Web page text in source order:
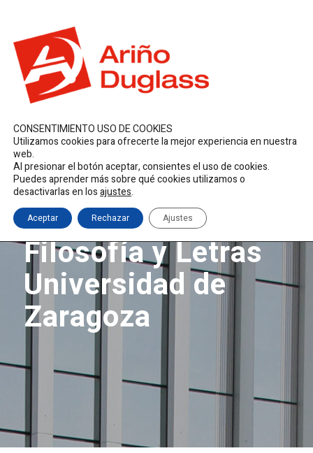
Facultad de
Filosofía y Letras
Universidad de
Zaragoza
CONSENTIMIENTO USO DE COOKIES
Utilizamos cookies para ofrecerte la mejor experiencia en nuestra
web.
Al presionar el botón aceptar, consientes el uso de cookies.
Puedes aprender más sobre qué cookies utilizamos o
desactivarlas en losajustes.
Aceptar Rechazar Ajustes